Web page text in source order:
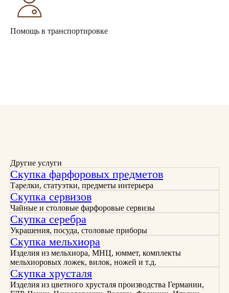
Помощь в транспортировке
Другие услуги
Скупка фарфоровых предметов
Тарелки, статуэтки, предметы интерьера
Скупка сервизов
Чайные и столовые фарфоровые сервизы
Скупка серебра
Украшения, посуда, столовые приборы
Скупка мельхиора
Изделия из мельхиора, МНЦ, юммет, комплекты
мельхиоровых ложек, вилок, ножей и т.д.
Скупка хрусталя
Изделия из цветного хрусталя производства Германии,